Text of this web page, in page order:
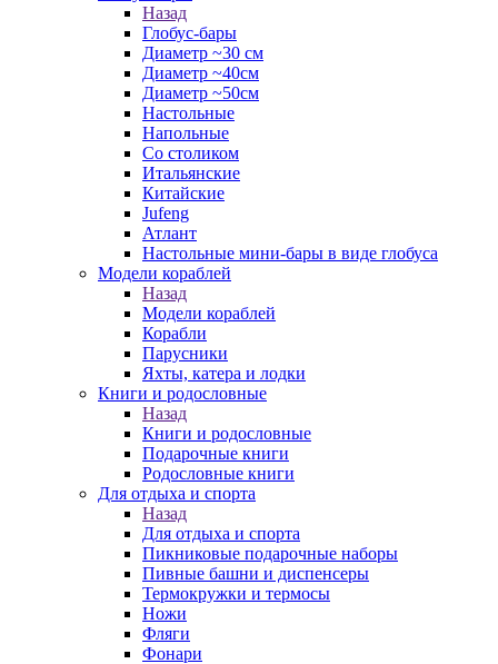
Назад
Глобус-бары
Диаметр ~30 см
Диаметр ~40см
Диаметр ~50см
Настольные
Напольные
Со столиком
Итальянские
Китайские
Jufeng
Атлант
Настольные мини-бары в виде глобуса
Модели кораблей
Назад
Модели кораблей
Корабли
Парусники
Яхты, катера и лодки
Книги и родословные
Назад
Книги и родословные
Подарочные книги
Родословные книги
Для отдыха и спорта
Назад
Для отдыха и спорта
Пикниковые подарочные наборы
Пивные башни и диспенсеры
Термокружки и термосы
Ножи
Фляги
Фонари